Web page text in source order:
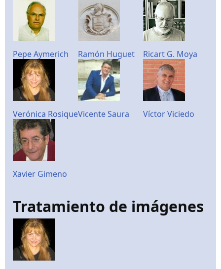
Pepe Aymerich Ramón Huguet Ricart G. Moya
Verónica RosiqueVicente Saura Víctor Viciedo
Xavier Gimeno
Tratamiento de imágenes